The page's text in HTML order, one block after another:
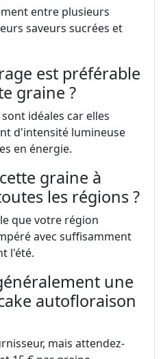
entre plusieurs
saveurs sucrées et
est préférable
graine ?
idéales car elles
d'intensité lumineuse
en énergie.
graine à
les régions ?
que votre région
avec suffisamment
l'été.
une
autofloraison
mais attendez-